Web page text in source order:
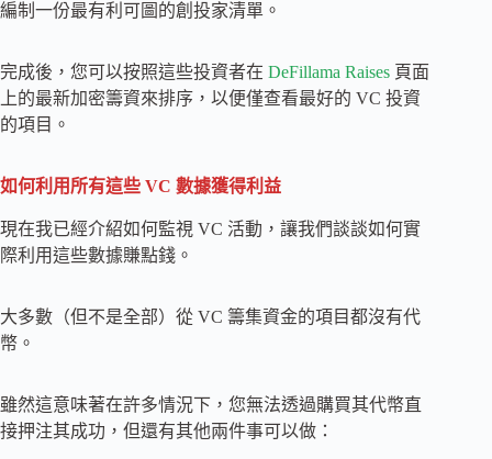
編制一份最有利可圖的創投家清單。
完成後，您可以按照這些投資者在 DeFillama Raises 頁面
上的最新加密籌資來排序，以便僅查看最好的 VC 投資
的項目。
如何利用所有這些 VC 數據獲得利益
現在我已經介紹如何監視 VC 活動，讓我們談談如何實
際利用這些數據賺點錢。
大多數（但不是全部）從 VC 籌集資金的項目都沒有代
幣。
雖然這意味著在許多情況下，您無法透過購買其代幣直
接押注其成功，但還有其他兩件事可以做：